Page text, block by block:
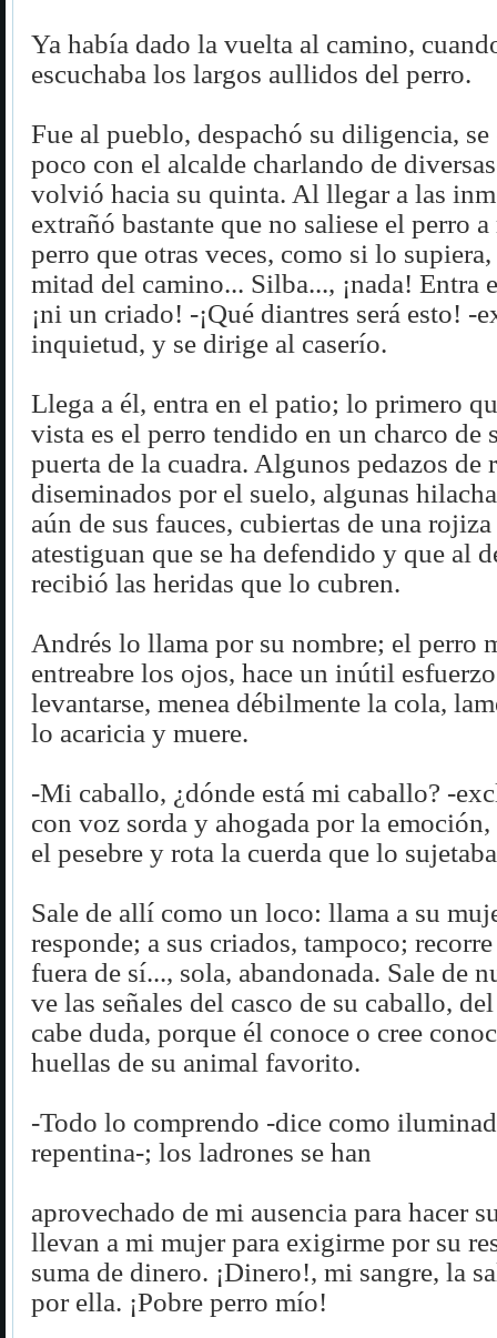
Ya había dado la vuelta al camino,
escuchaba los largos aullidos del perro.
Fue al pueblo, despachó su diligencia,
poco con el alcalde charlando de
volvió hacia su quinta. Al llegar a las
extrañó bastante que no saliese el perro
perro que otras veces, como si lo
mitad del camino... Silba..., ¡nada! Entra
¡ni un criado! -¡Qué diantres será esto! -
inquietud, y se dirige al caserío.
Llega a él, entra en el patio; lo primero
vista es el perro tendido en un charco de
puerta de la cuadra. Algunos pedazos de
diseminados por el suelo, algunas
aún de sus fauces, cubiertas de una
atestiguan que se ha defendido y que al
recibió las heridas que lo cubren.
Andrés lo llama por su nombre; el perro
entreabre los ojos, hace un inútil
levantarse, menea débilmente la cola,
lo acaricia y muere.
-Mi caballo, ¿dónde está mi caballo? -
con voz sorda y ahogada por la
el pesebre y rota la cuerda que lo
Sale de allí como un loco: llama a su
responde; a sus criados, tampoco;
fuera de sí..., sola, abandonada. Sale de
ve las señales del casco de su caballo,
cabe duda, porque él conoce o cree
huellas de su animal favorito.
-Todo lo comprendo -dice como
repentina-; los ladrones se han
aprovechado de mi ausencia para hacer
llevan a mi mujer para exigirme por su
suma de dinero. ¡Dinero!, mi sangre, la
por ella. ¡Pobre perro mío!